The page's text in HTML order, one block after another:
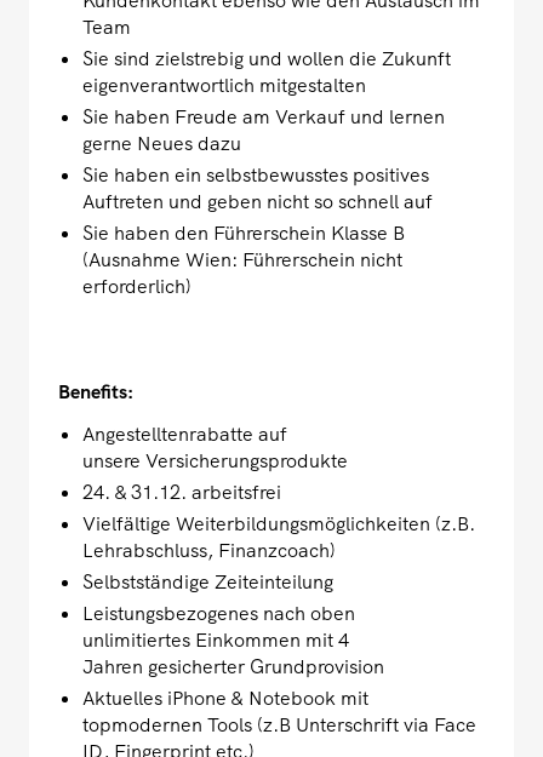
Team
Sie sind zielstrebig und wollen die Zukunft
eigenverantwortlich mitgestalten
Sie haben Freude am Verkauf und lernen
gerne Neues dazu
Sie haben ein selbstbewusstes positives
Auftreten und geben nicht so schnell auf
Sie haben den Führerschein Klasse B
(Ausnahme Wien: Führerschein nicht
erforderlich)
Benefits:
Angestelltenrabatte auf
unsere Versicherungsprodukte
24. & 31.12. arbeitsfrei
Vielfältige Weiterbildungsmöglichkeiten (z.B.
Lehrabschluss, Finanzcoach)
Selbstständige Zeiteinteilung
Leistungsbezogenes nach oben
unlimitiertes Einkommen mit 4
Jahren gesicherter Grundprovision
Aktuelles iPhone & Notebook mit
topmodernen Tools (z.B Unterschrift via Face